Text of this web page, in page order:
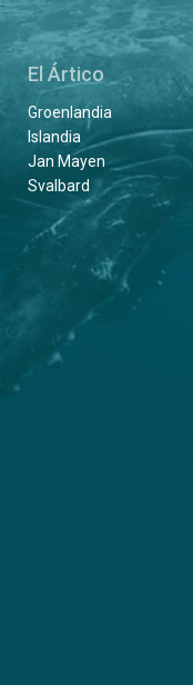
El Ártico
Groenlandia
Islandia
Jan Mayen
Svalbard